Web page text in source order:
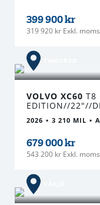
399 900 kr
319 920 kr Exkl. moms
VOLVO XC60 T8
EDITION//22"//
2026 3 210 MIL
679 000 kr
543 200 kr Exkl. moms